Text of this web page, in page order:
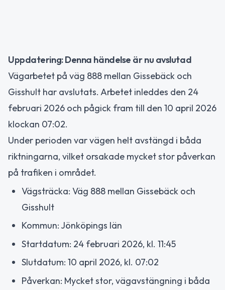
Uppdatering: Denna händelse är nu avslutad
Vägarbetet på väg 888 mellan Gissebäck och
Gisshult har avslutats. Arbetet inleddes den 24
februari 2026 och pågick fram till den 10 april 2026
klockan 07:02.
Under perioden var vägen helt avstängd i båda
riktningarna, vilket orsakade mycket stor påverkan
på trafiken i området.
Vägsträcka: Väg 888 mellan Gissebäck och
Gisshult
Kommun: Jönköpings län
Startdatum: 24 februari 2026, kl. 11:45
Slutdatum: 10 april 2026, kl. 07:02
Påverkan: Mycket stor, vägavstängning i båda